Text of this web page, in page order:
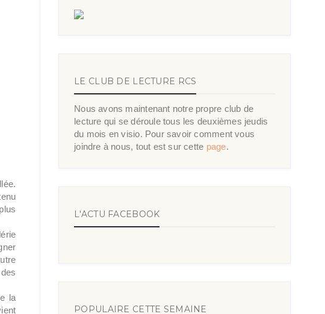
la
LE CLUB DE LECTURE RCS
Nous avons maintenant notre propre club de
lecture qui se déroule tous les deuxièmes jeudis
du mois en visio. Pour savoir comment vous
joindre à nous, tout est sur cette page.
L'ACTU FACEBOOK
POPULAIRE CETTE SEMAINE